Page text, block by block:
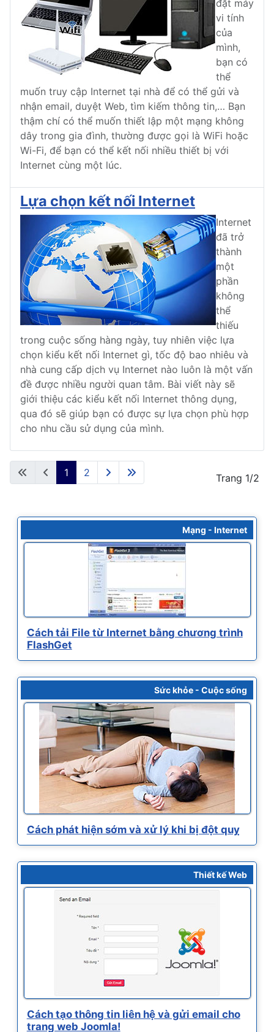
đặt máy
vi tính
của
mình,
bạn có
thể
muốn truy cập Internet tại nhà để có thể gửi và
nhận email, duyệt Web, tìm kiếm thông tin,… Bạn
thậm chí có thể muốn thiết lập một mạng không
dây trong gia đình, thường được gọi là WiFi hoặc
Wi-Fi, để bạn có thể kết nối nhiều thiết bị với
Internet cùng một lúc.
Lựa chọn kết nối Internet
Internet
đã trở
thành
một
phần
không
thể
thiếu
trong cuộc sống hàng ngày, tuy nhiên việc lựa
chọn kiểu kết nối Internet gì, tốc độ bao nhiêu và
nhà cung cấp dịch vụ Internet nào luôn là một vấn
đề được nhiều người quan tâm. Bài viết này sẽ
giới thiệu các kiểu kết nối Internet thông dụng,
qua đó sẽ giúp bạn có được sự lựa chọn phù hợp
cho nhu cầu sử dụng của mình.
Trang 1/2
1 2
Mạng - Internet
Cách tải File từ Internet bằng chương trình
FlashGet
Sức khỏe - Cuộc sống
Cách phát hiện sớm và xử lý khi bị đột quỵ
Thiết kế Web
Cách tạo thông tin liên hệ và gửi email cho
trang web Joomla!